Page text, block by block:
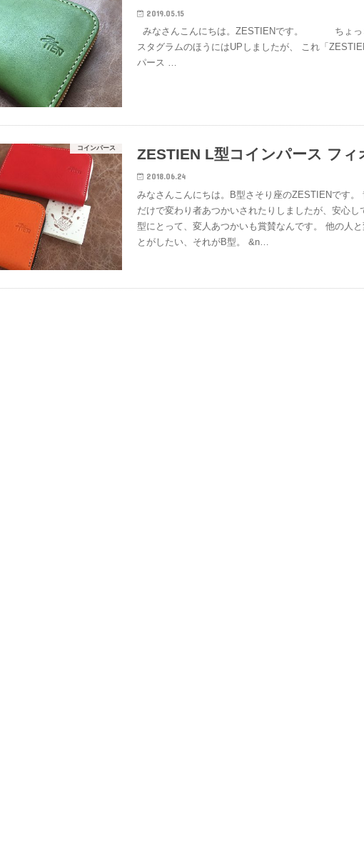
2019.05.15
みなさんこんにちは。ZESTIENです。 ちょっ
スタグラムのほうにはUPしましたが、 これ「
パース …
コインパース ZESTIEN L型コインパース フィ
2018.06.24
みなさんこんにちは。B型さそり座のZESTIENです。
だけで変わり者あつかいされたりしましたが、安心し
型にとって、変人あつかいも賞賛なんです。 他の人と
とがしたい、それがB型。 &n…